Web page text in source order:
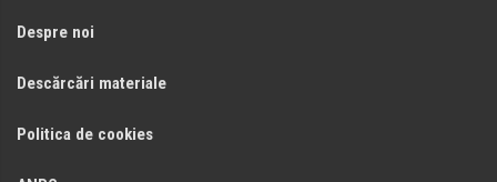
Despre noi
Descărcări materiale
Politica de cookies